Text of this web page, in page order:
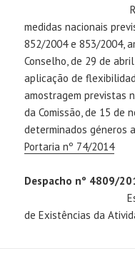
medidas nacionais
852/2004 e 853/2004,
Conselho, de 29 de
aplicação de
amostragem previstas
da Comissão, de 15 de
determinados géneros
Portaria nº 74/2014
Despacho nº 4809/
Estabelece o
de Existências da